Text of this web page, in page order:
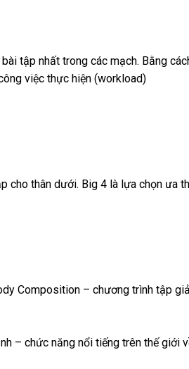
tập nhất trong các mạch. Bằng
việc thực hiện (workload)
cho thân dưới. Big 4 là lựa chọn ưa
Composition – chương trình tập
– chức năng nổi tiếng trên thế giới